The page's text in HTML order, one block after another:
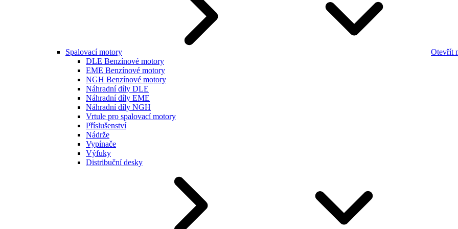
Spalovací motory
Otevřít
DLE Benzínové motory
EME Benzínové motory
NGH Benzínové motory
Náhradní díly DLE
Náhradní díly EME
Náhradní díly NGH
Vrtule pro spalovací motory
Příslušenství
Nádrže
Vypínače
Výfuky
Distribuční desky